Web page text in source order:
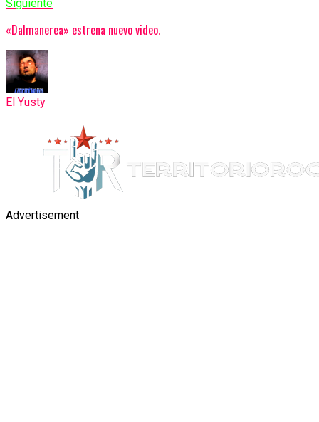
Siguiente
«Dalmanerea» estrena nuevo video.
El Yusty
Advertisement